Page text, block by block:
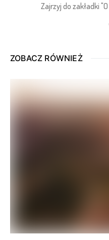
Zajrzyj do zakładki
ZOBACZ RÓWNIEŻ